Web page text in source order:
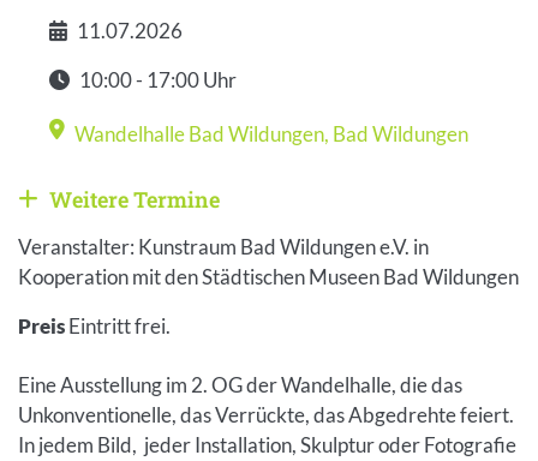
Datum
11.07.2026
Zeit
10:00 - 17:00 Uhr
Veranstaltungsort
Wandelhalle Bad Wildungen, Bad Wildungen
Weitere Veranstaltungen anzeigen
Weitere Termine
Veranstalter: Kunstraum Bad Wildungen e.V. in
Kooperation mit den Städtischen Museen Bad Wildungen
PreisEintritt frei.
Eine Ausstellung im 2. OG der Wandelhalle, die das
Unkonventionelle, das Verrückte, das Abgedrehte feiert.
In jedem Bild, jeder Installation, Skulptur oder Fotografie